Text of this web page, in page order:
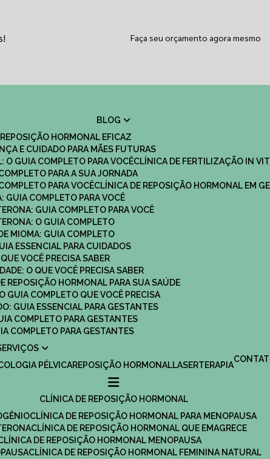
Faça seu orçamento agora mesmo
BLOG
HORMONAL EFICAZ
E CUIDADO PARA MÃES FUTURAS
O GUIA COMPLETO PARA VOCÊ
CLÍNICA DE FERTILIZAÇÃO IN
PARA A SUA JORNADA
PARA VOCÊ
CLÍNICA DE REPOSIÇÃO HORMONAL EM
GUIA COMPLETO PARA VOCÊ
GUIA COMPLETO PARA VOCÊ
O GUIA COMPLETO
MIOMA: GUIA COMPLETO
ESSENCIAL PARA CUIDADOS
VOCÊ PRECISA SABER
O QUE VOCÊ PRECISA SABER
REPOSIÇÃO HORMONAL PARA SUA SAÚDE
GUIA COMPLETO QUE VOCÊ PRECISA
GUIA ESSENCIAL PARA GESTANTES
COMPLETO PARA GESTANTES
COMPLETO PARA GESTANTES
SERVIÇOS
PÉLVICA REPOSIÇÃO HORMONAL LASERTERAPIA
CLÍNICA DE REPOSIÇÃO HORMONAL
CLÍNICA DE REPOSIÇÃO HORMONAL PARA MENOPAUSA
CLÍNICA DE REPOSIÇÃO HORMONAL QUE EMAGRECE
CLÍNICA DE REPOSIÇÃO HORMONAL MENOPAUSA
CLÍNICA DE REPOSIÇÃO HORMONAL FEMININA NATURAL